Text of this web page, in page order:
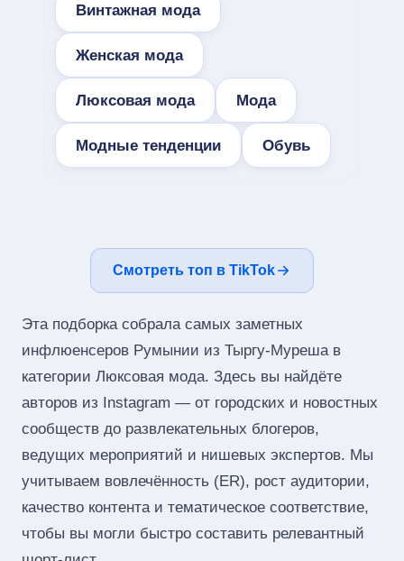
Винтажная мода
Женская мода
Люксовая мода Мода
Модные тенденции Обувь
Смотреть топ в TikTok
Эта подборка собрала самых заметных
инфлюенсеров Румынии из Тыргу-Муреша в
категории Люксовая мода. Здесь вы найдёте
авторов из Instagram — от городских и новостных
сообществ до развлекательных блогеров,
ведущих мероприятий и нишевых экспертов. Мы
учитываем вовлечённость (ER), рост аудитории,
качество контента и тематическое соответствие,
чтобы вы могли быстро составить релевантный